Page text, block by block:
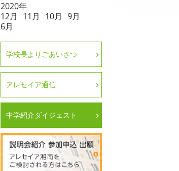
2020年
12月
11月 10月 9月
6月
学校長よりごあいさつ
アレセイア通信
中学紹介ダイジェスト